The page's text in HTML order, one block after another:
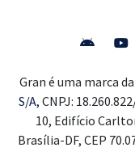
Gran é uma marca
S/A, CNPJ:
10, Edifício
Brasília-DF, CEP